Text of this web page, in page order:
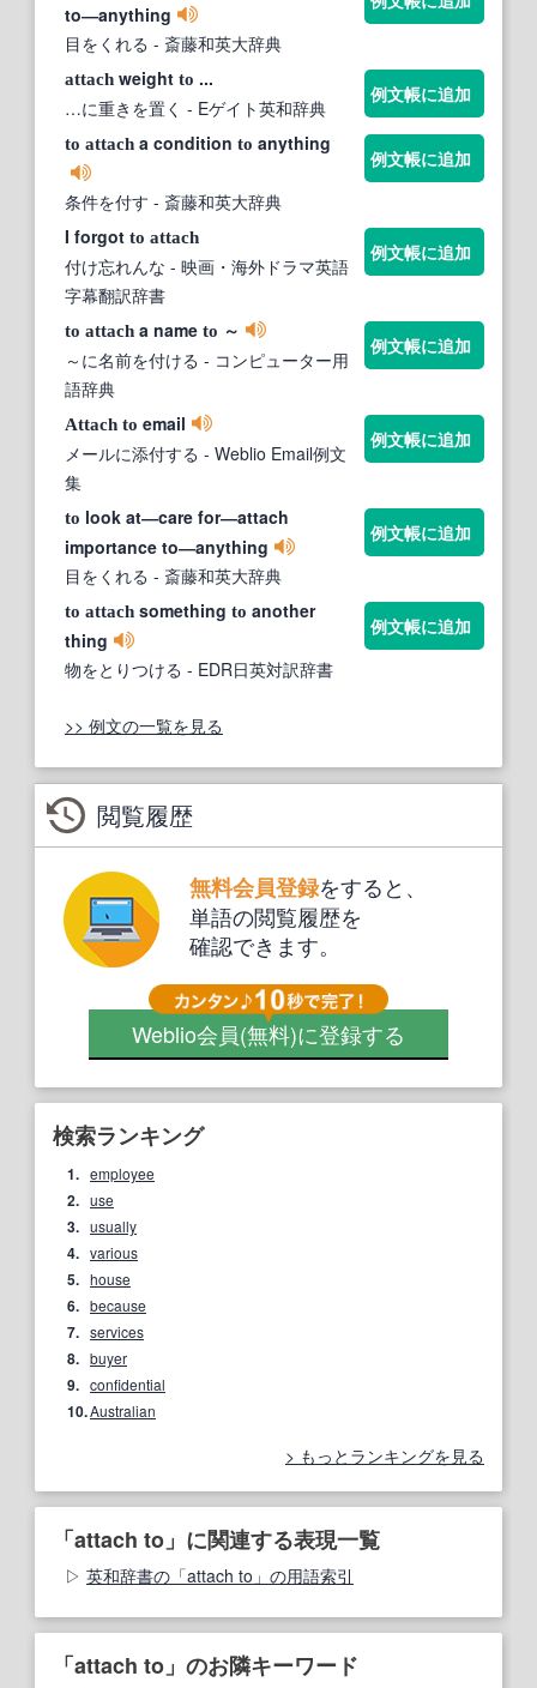
to―anything
目をくれる - 斎藤和英大辞典
attach weight to ...
…に重きを置く - Eゲイト英和辞典
例文帳に追加
to attach a condition to anything
条件を付す - 斎藤和英大辞典
例文帳に追加
I forgot to attach
付け忘れんな - 映画・海外ドラマ英語
字幕翻訳辞書
例文帳に追加
to attach a name to ～
～に名前を付ける - コンピューター用
語辞典
例文帳に追加
Attach to email
メールに添付する - Weblio Email例文
集
例文帳に追加
to look at―care for―attach
importance to―anything
目をくれる - 斎藤和英大辞典
例文帳に追加
to attach something to another
thing
物をとりつける - EDR日英対訳辞書
例文帳に追加
>> 例文の一覧を見る
閲覧履歴
無料会員登録をすると、
単語の閲覧履歴を
確認できます。
Weblio会員(無料)に登録する
検索ランキング
1. employee
2. use
3. usually
4. various
5. house
6. because
7. services
8. buyer
9. confidential
10.Australian
もっとランキングを見る
「attach to」に関連する表現一覧
英和辞書の「attach to」の用語索引
「attach to」のお隣キーワード